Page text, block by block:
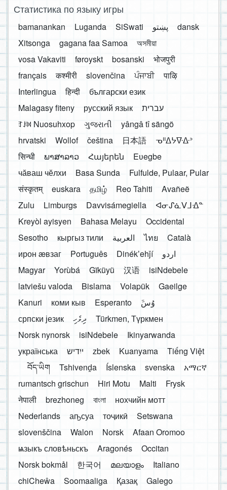
Статистика по языку игры
bamanankan Luganda SiSwati پښتو
dansk
Xitsonga
gagana faa Samoa
অসমীয়া
vosa Vakaviti
føroyskt bosanski
भोजपुरी
français
कश्मीरी slovenčina ਪੰਜਾਬੀ
पाऴि
Interlingua
हिन्दी
български език
Malagasy fiteny
русский язык
עברית
ꆈꌠ꒿ Nuosuhxop
ગુજરાતી
yângâ tî sängö
hrvatski
Wollof čeština 日本語
ᓀᐦᐃᔭᐍᐏᐣ
सिन्धी
ພາສາລາວ Հայերեն
Eʋegbe
чӑваш чӗлхи
Basa Sunda
Fulfulde, Pulaar, Pular
संस्कृतम्
euskara தமிழ் Reo Tahiti
Avañeẽ
Zulu
Limburgs Davvisámegiella
ᐊᓂᔑᓈᐯᒧᐎᓐ
Kreyòl ayisyen
Bahasa Melayu
Occidental
Sesotho
кыргыз тили العربية ไทย
Català
ирон æвзаг
Português Dinékʼehǰí
اردو
Magyar
Yorùbá Gĩkũyũ 汉语
isiNdebele
latviešu valoda
Bislama Volapük
Gaeilge
Kanuri
коми кыв Esperanto
َوُسَ
српски језик
ދިވެހި
Türkmen, Түркмен
Norsk nynorsk
isiNdebele
Ikinyarwanda
українська
ייִדיש zbek Kuanyama
Tiếng Việt
བོད་ཡིག
Tshivenḓa Íslenska svenska
አማርኛ
rumantsch grischun
Hiri Motu Malti
Frysk
नेपाली
brezhoneg বাংলা
нохчийн мотт
Nederlands
аҧсуа тоҷикӣ
Setswana
slovenščina
Walon Norsk
Afaan Oromoo
ѩзыкъ словѣньскъ
Aragonés
Occitan
Norsk bokmål
한국어 മലയാളം
Italiano
chiCheŵa
Soomaaliga Қазақ
Galego